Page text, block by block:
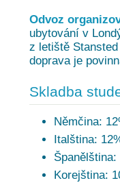
Odvoz
ubytování v
z letiště
doprava je
Skladba
Němčina:
Italština:
Španělština:
Korejština: